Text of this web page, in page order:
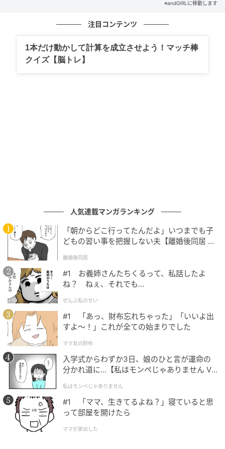
出典元／コトバンク
次の記事
※andGIRLに移動します
注目コンテンツ
1本だけ動かして計算を成立させよう！マッチ棒
クイズ【脳トレ】
人気連載マンガランキング
「朝からどこ行ってたんだよ」いつまでも子
どもの習い事を把握しない夫【離婚後同居 Vo
離婚後同居
#1 お義姉さんたちくるって、私話したよ
ね？ ねぇ、それでも…
ぜんぶ私のせい
#1 「あっ、財布忘れちゃった」「いいよ出
すよ〜！」これが全ての始まりでした
ママ友の財布
入学式からわずか3日、娘のひと言が運命の
分かれ道に…【私はモンペじゃありません Vo
私はモンペじゃありません
#1 「ママ、生きてるよね？」寝ていると思
って部屋を開けたら
ママが家出した